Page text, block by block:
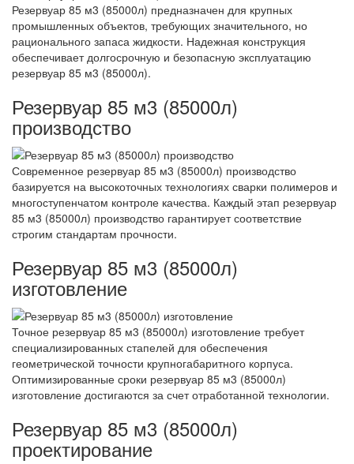
Резервуар 85 м3 (85000л) предназначен для крупных
промышленных объектов, требующих значительного, но
рационального запаса жидкости. Надежная конструкция
обеспечивает долгосрочную и безопасную эксплуатацию
резервуар 85 м3 (85000л).
Резервуар 85 м3 (85000л)
производство
Современное резервуар 85 м3 (85000л) производство
базируется на высокоточных технологиях сварки полимеров и
многоступенчатом контроле качества. Каждый этап резервуар
85 м3 (85000л) производство гарантирует соответствие
строгим стандартам прочности.
Резервуар 85 м3 (85000л)
изготовление
Точное резервуар 85 м3 (85000л) изготовление требует
специализированных стапелей для обеспечения
геометрической точности крупногабаритного корпуса.
Оптимизированные сроки резервуар 85 м3 (85000л)
изготовление достигаются за счет отработанной технологии.
Резервуар 85 м3 (85000л)
проектирование